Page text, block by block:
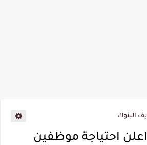
البنوك
احتياجة موظفين